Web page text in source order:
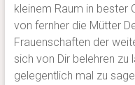
kleinem Raum in bester
von fernher die Mütter
Frauenschaften der
sich von Dir belehren
gelegentlich mal zu